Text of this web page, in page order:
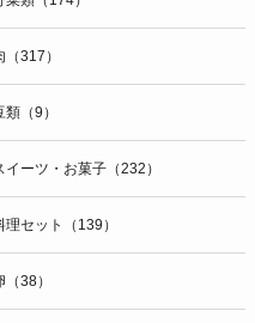
性及び当該情報を与えなかっ
社が依頼する情報の提供がな
ビスの提供やご対応等に支障を
下さい。
て管理しています。これらに
号、電子メールアドレスなど、
ておりません。
（317）
類（9）
イーツ・お菓子（232）
理セット（139）
（38）